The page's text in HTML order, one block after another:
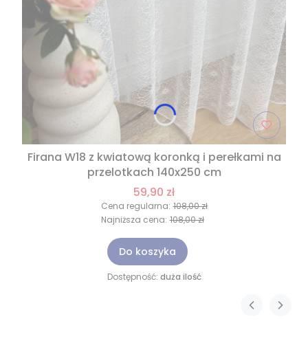
Firana W18 z kwiatową koronką i perełkami na
przelotkach 140x250 cm
59,90 zł
Cena regularna: 108,00 zł
Najniższa cena: 108,00 zł
Do koszyka
Dostępność: duża ilość